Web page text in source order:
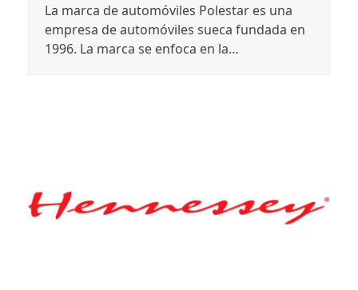
La marca de automóviles Polestar es una
empresa de automóviles sueca fundada en
1996. La marca se enfoca en la…